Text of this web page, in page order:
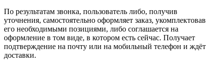
По результатам звонка, пользователь либо, получив
уточнения, самостоятельно оформляет заказ, укомплектовав
его необходимыми позициями, либо соглашается на
оформление в том виде, в котором есть сейчас. Получает
подтверждение на почту или на мобильный телефон и ждёт
доставки.